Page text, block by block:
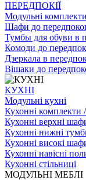
ПЕРЕДПОКІЇ
Модульні
Шафи до
Тумбы для обуви в
Комоди до
Дзеркала в
Вішаки до
КУХНІ
Модульні кухні
Кухонні комплекти
Кухонні верхні
Кухонні нижні
Кухонні високі
Кухонні навісні
Кухонні стільниці
МОДУЛЬНІ МЕБЛІ